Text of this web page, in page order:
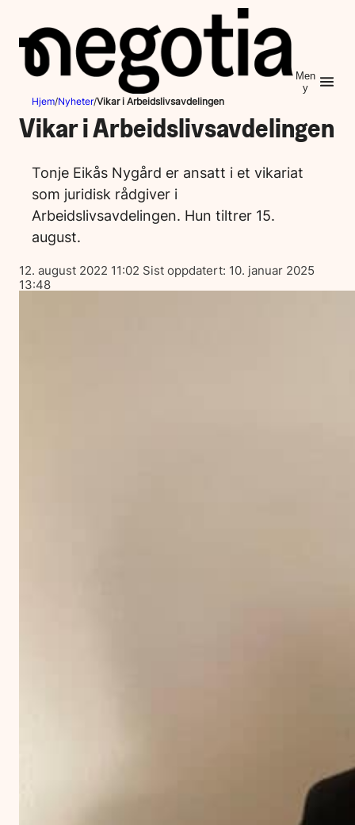
innhold
Men
y
Hjem/Nyheter/Vikar i Arbeidslivsavdelingen
Vikar i Arbeidslivsavdelingen
Tonje Eikås Nygård er ansatt i et vikariat
som juridisk rådgiver i
Arbeidslivsavdelingen. Hun tiltrer 15.
august.
Lagt
ut
på
12. august 2022 11:02 Sist oppdatert: 10. januar 2025
13:48